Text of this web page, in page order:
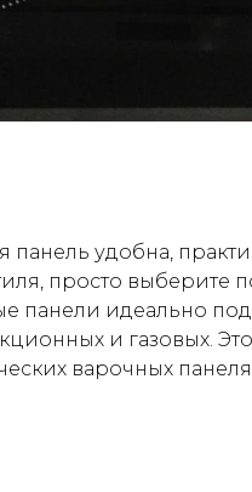
панель удобна,
просто выберите
панели идеально
и газовых.
варочных